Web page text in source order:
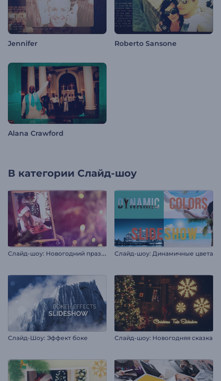
Jennifer Roberto Sansone
Alana Crawford
В категории Слайд-шоу
С
лайд-шоу: Новогодний праздник Слайд-шоу: Динамичные цвета
Слайд-Шоу: Эффект боке Слайд-шоу: Новогодняя cказка